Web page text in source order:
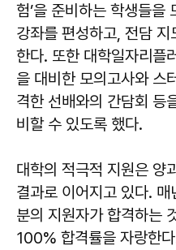
험’을 준비하는 학생들을
강좌를 편성하고, 전담
한다. 또한 대학일자리플
을 대비한 모의고사와 스
격한 선배와의 간담회 등
비할 수 있도록 했다.
대학의 적극적 지원은 양
결과로 이어지고 있다.
분의 지원자가 합격하는
100% 합격률을 자랑한